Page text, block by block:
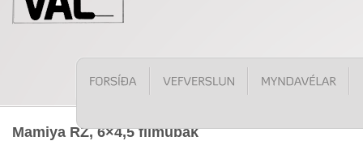
Mamiya RZ, 6×4,5 filmubak